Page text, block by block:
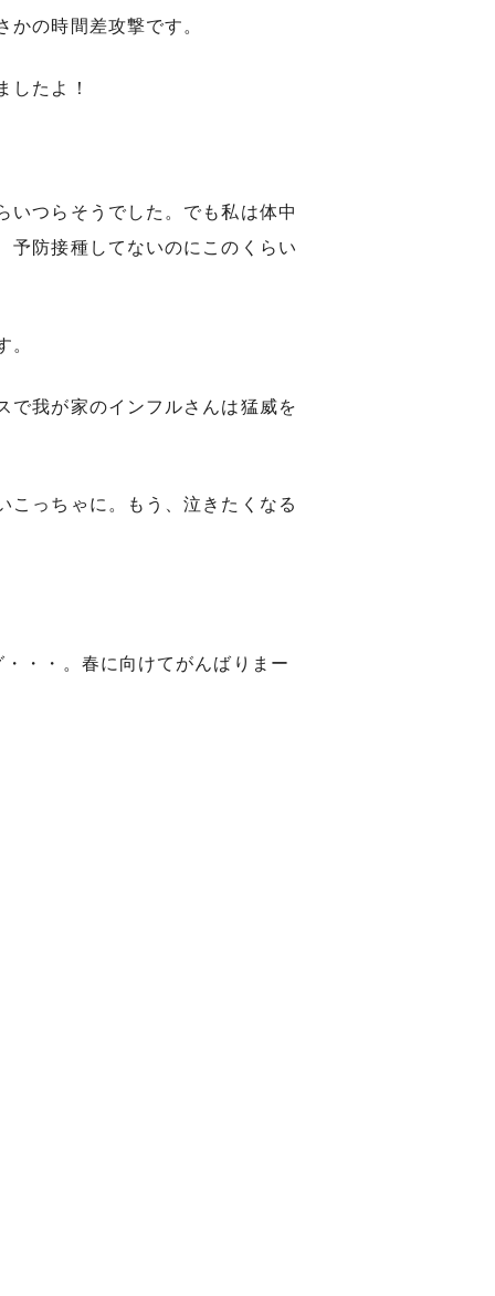
の時間差攻撃です。
したよ！
いつらそうでした。でも私は体中
予防接種してないのにこのくらい
で我が家のインフルさんは猛威を
こっちゃに。もう、泣きたくなる
・・。春に向けてがんばりまー